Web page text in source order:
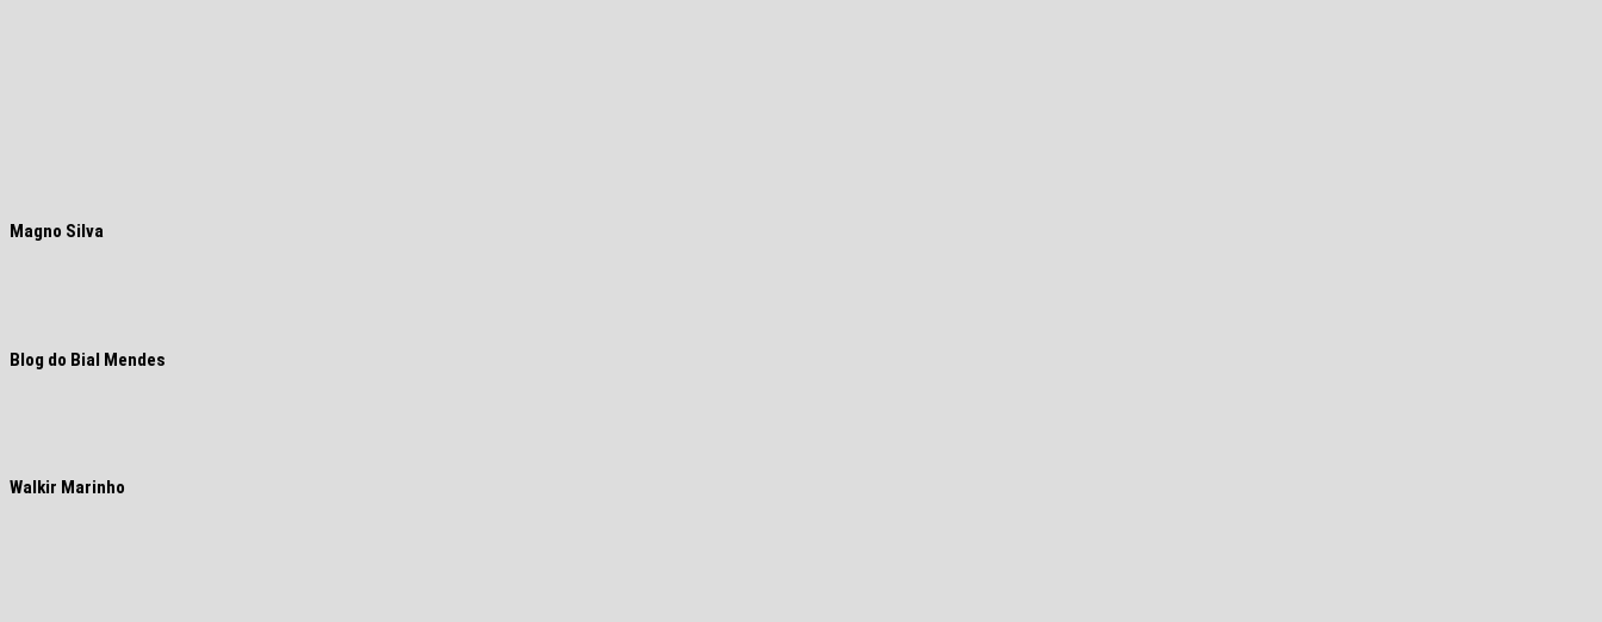
Magno Silva
Blog do Bial Mendes
Walkir Marinho